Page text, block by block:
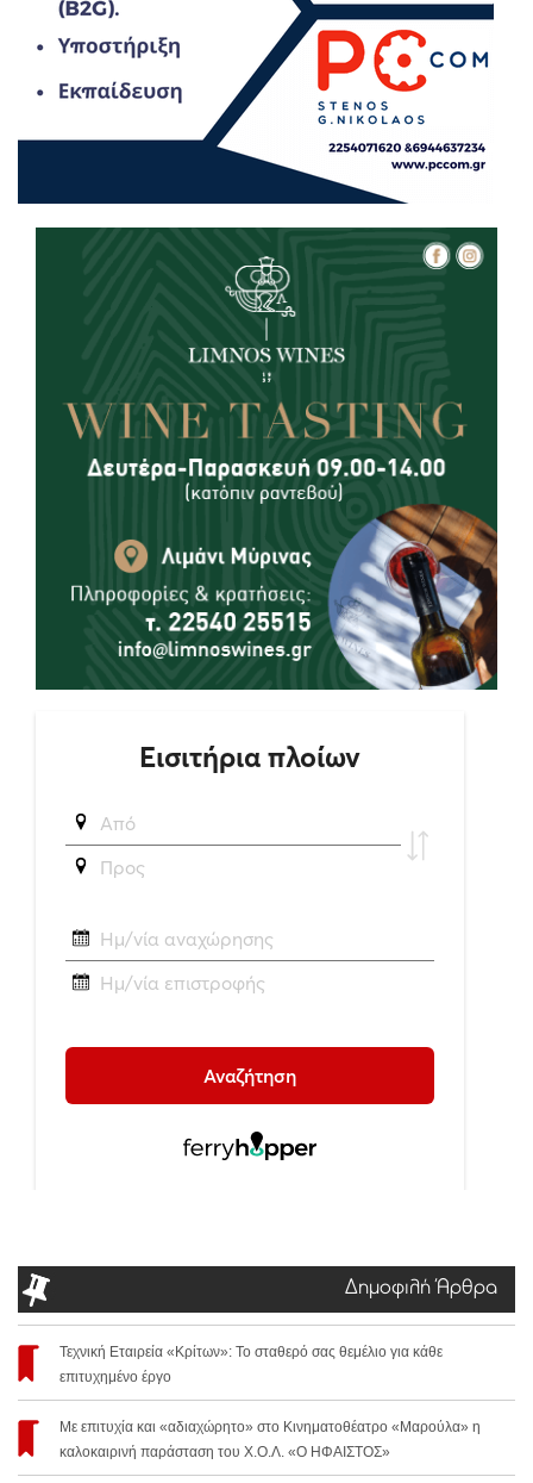
Δημοφιλή Άρθρα
Τεχνική Εταιρεία «Κρίτων»: Το σταθερό σας θεμέλιο για κάθε
επιτυχημένο έργο
Με επιτυχία και «αδιαχώρητο» στο Κινηματοθέατρο «Μαρούλα» η
καλοκαιρινή παράσταση του Χ.Ο.Λ. «Ο ΗΦΑΙΣΤΟΣ»